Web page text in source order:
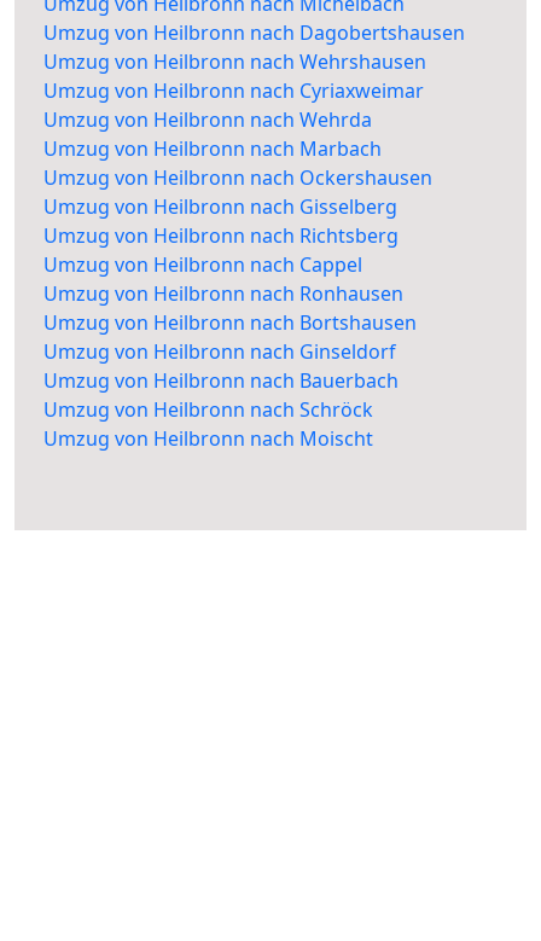
Umzug von Heilbronn nach Dagobertshausen
Umzug von Heilbronn nach Wehrshausen
Umzug von Heilbronn nach Cyriaxweimar
Umzug von Heilbronn nach Wehrda
Umzug von Heilbronn nach Marbach
Umzug von Heilbronn nach Ockershausen
Umzug von Heilbronn nach Gisselberg
Umzug von Heilbronn nach Richtsberg
Umzug von Heilbronn nach Cappel
Umzug von Heilbronn nach Ronhausen
Umzug von Heilbronn nach Bortshausen
Umzug von Heilbronn nach Ginseldorf
Umzug von Heilbronn nach Bauerbach
Umzug von Heilbronn nach Schröck
Umzug von Heilbronn nach Moischt